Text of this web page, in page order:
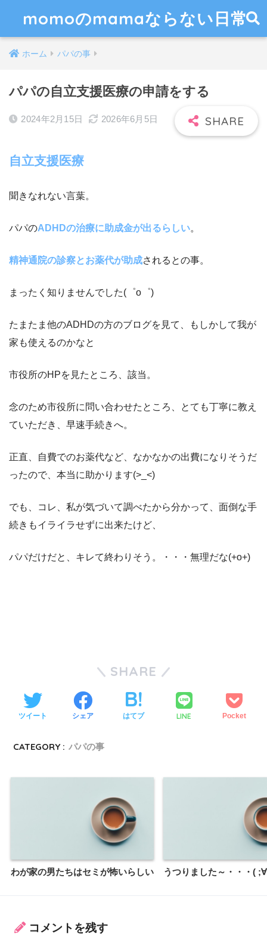
momoのmamaならない日常
ホーム パパの事
パパの自立支援医療の申請をする
2024年2月15日 2026年6月5日
自立支援医療
聞きなれない言葉。
パパのADHDの治療に助成金が出るらしい。
精神通院の診察とお薬代が助成されるとの事。
まったく知りませんでした(゜o゜)
たまたま他のADHDの方のブログを見て、もしかして我が
家も使えるのかなと
市役所のHPを見たところ、該当。
念のため市役所に問い合わせたところ、とても丁寧に教え
ていただき、早速手続きへ。
正直、自費でのお薬代など、なかなかの出費になりそうだ
ったので、本当に助かります(>_<)
でも、コレ、私が気づいて調べたから分かって、面倒な手
続きもイライラせずに出来たけど、
パパだけだと、キレて終わりそう。・・・無理だな(+o+)
SHARE
ツイート シェア はてブ LINE Pocket
CATEGORY : パパの事
わが家の男たちはセミが怖いらしい うつりました～・・・(
コメントを残す